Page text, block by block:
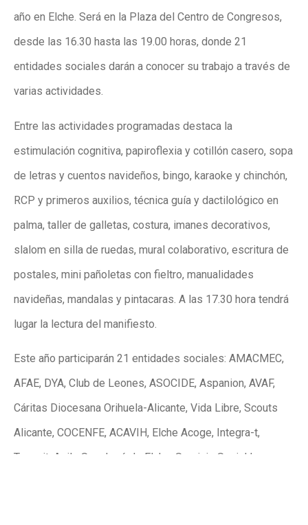
año en Elche. Será en la Plaza del Centro de Congresos,
desde las 16.30 hasta las 19.00 horas, donde 21
entidades sociales darán a conocer su trabajo a través de
varias actividades.
Entre las actividades programadas destaca la
estimulación cognitiva, papiroflexia y cotillón casero, sopa
de letras y cuentos navideños, bingo, karaoke y chinchón,
RCP y primeros auxilios, técnica guía y dactilológico en
palma, taller de galletas, costura, imanes decorativos,
slalom en silla de ruedas, mural colaborativo, escritura de
postales, mini pañoletas con fieltro, manualidades
navideñas, mandalas y pintacaras. A las 17.30 hora tendrá
lugar la lectura del manifiesto.
Este año participarán 21 entidades sociales: AMACMEC,
AFAE, DYA, Club de Leones, ASOCIDE, Aspanion, AVAF,
Cáritas Diocesana Orihuela-Alicante, Vida Libre, Scouts
Alicante, COCENFE, ACAVIH, Elche Acoge, Integra-t,
Tamarit, Asilo San José de Elche, Servicio Social Luce,